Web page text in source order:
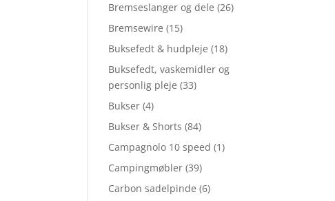
Bremseslanger og dele (26)
Bremsewire (15)
Buksefedt & hudpleje (18)
Buksefedt, vaskemidler og
personlig pleje (33)
Bukser (4)
Bukser & Shorts (84)
Campagnolo 10 speed (1)
Campingmøbler (39)
Carbon sadelpinde (6)